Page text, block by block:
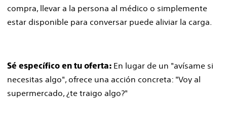
compra, llevar a la persona al médico o simplemente
estar disponible para conversar puede aliviar la carga.
Sé específico en tu oferta: En lugar de un "avísame si
necesitas algo", ofrece una acción concreta: "Voy al
supermercado, ¿te traigo algo?"